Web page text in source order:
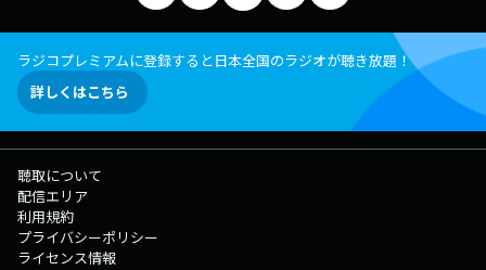
ラジコプレミアムに登録すると日本全国のラジオが聴き放題！
詳しくはこちら
聴取について
配信エリア
利用規約
プライバシーポリシー
ライセンス情報